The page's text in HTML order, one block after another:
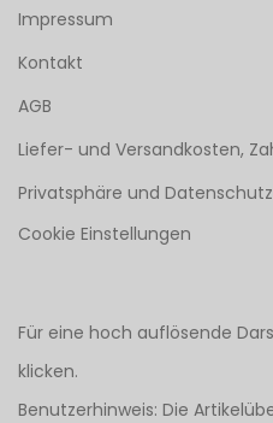
Impressum
Kontakt
AGB
Liefer- und Versandkosten,
Privatsphäre und Datenschutz
Cookie Einstellungen
Für eine hoch auflösende
klicken.
Benutzerhinweis: Die